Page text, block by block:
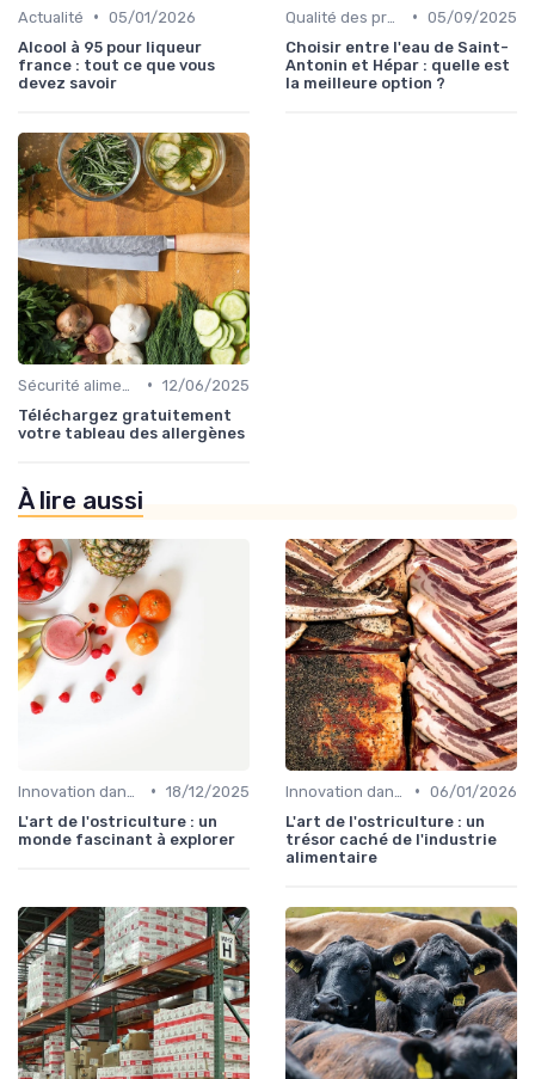
Actualité • 05/01/2026
Alcool à 95 pour liqueur
france : tout ce que vous
devez savoir
• 05/09/2025
Choisir entre l'eau de Saint-
Antonin et Hépar : quelle est
la meilleure option ?
• 12/06/2025
Téléchargez gratuitement
votre tableau des allergènes
À lire aussi
• 18/12/2025
L'art de l'ostriculture : un
monde fascinant à explorer
• 06/01/2026
L'art de l'ostriculture : un
trésor caché de l'industrie
alimentaire